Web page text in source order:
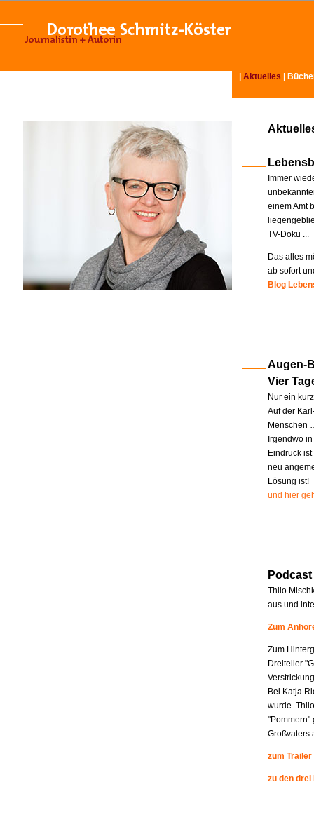
Aktuelles
Immer
einem Amt
TV-Doku ...
Das alles
ab sofort
Blog
Augen-
Vier
Nur ein
Auf der
Menschen
Irgendwo
Eindruck
neu
Lösung ist!
und hier
Podcast
Thilo
aus und
Zum
Zum
Dreiteiler
Bei Katja
wurde.
"Pommern"
Großvaters
zum Trailer
zu den